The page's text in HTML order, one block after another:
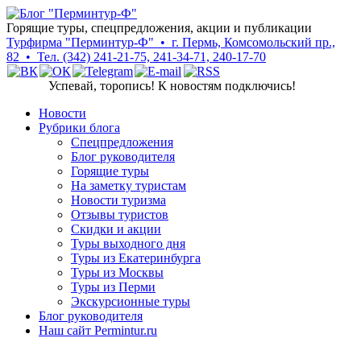
Горящие туры, спецпредложения, акции и публикации
Турфирма "Перминтур-Ф" • г. Пермь, Комсомольский пр.,
82 • Тел. (342) 241-21-75, 241-34-71, 240-17-70
Успевай, торопись! К новостям подключись!
Новости
Рубрики блога
Cпецпредложения
Блог руководителя
Горящие туры
На заметку туристам
Новости туризма
Отзывы туристов
Скидки и акции
Туры выходного дня
Туры из Екатеринбурга
Туры из Москвы
Туры из Перми
Экскурсионные туры
Блог руководителя
Наш сайт Permintur.ru